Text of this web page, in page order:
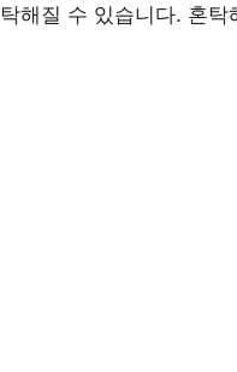
해질 수 있습니다. 혼